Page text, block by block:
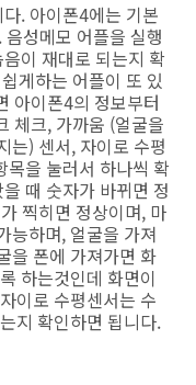
. 아이폰4에는 기본
성메모 어플을 실행
이 재대로 되는지 확
게하는 어플이 또 있
아이폰4의 정보부터
체크, 가까움 (얼굴을
는) 센서, 자이로 수평
목을 눌러서 하나씩 확
때 숫자가 바뀌면 정
찍히면 정상이며, 마
능하며, 얼굴을 가져
을 폰에 가져가면 화
하는것인데 화면이
이로 수평센서는 수
지 확인하면 됩니다.